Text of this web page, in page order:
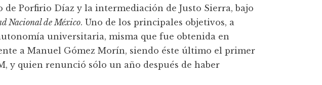
de Porfirio Díaz y la intermediación de Justo Sierra, bajo
Nacional de México. Uno de los principales objetivos, a
universitaria, misma que fue obtenida en
a Manuel Gómez Morín, siendo éste último el primer
y quien renunció sólo un año después de haber